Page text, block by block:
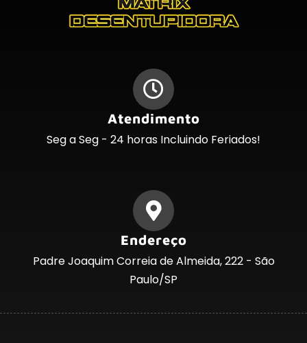
Atendimento
Seg a Seg - 24 horas Incluindo Feriados!
Endereço
Padre Joaquim Correia de Almeida, 222 - São
Paulo/SP